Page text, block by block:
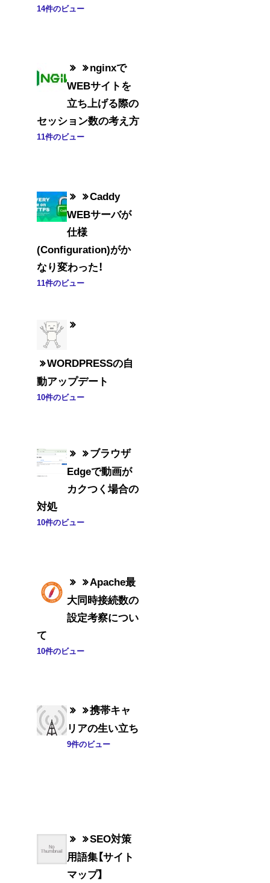
14件のビュー
nginxで
WEBサイトを
立ち上げる際の
セッション数の考え方
11件のビュー
Caddy
WEBサーバが
仕様
(Configuration)がか
なり変わった！
11件のビュー
WORDPRESSの自
動アップデート
10件のビュー
ブラウザ
Edgeで動画が
カクつく場合の
対処
10件のビュー
Apache最
大同時接続数の
設定考察につい
て
10件のビュー
携帯キャ
リアの生い立ち
9件のビュー
SEO対策
用語集【サイト
マップ】